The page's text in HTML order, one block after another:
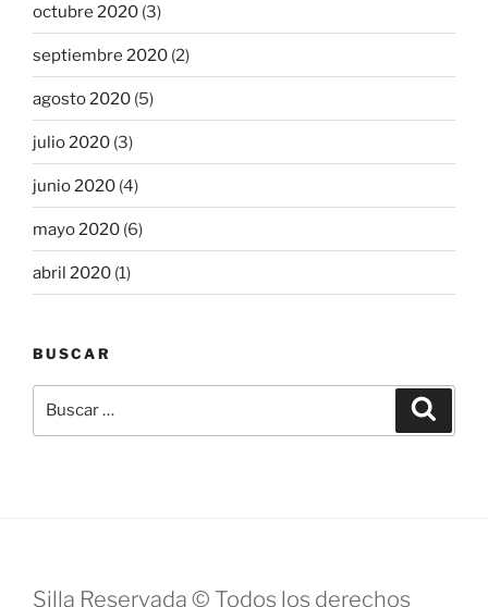
octubre 2020 (3)
septiembre 2020 (2)
agosto 2020 (5)
julio 2020 (3)
junio 2020 (4)
mayo 2020 (6)
abril 2020 (1)
BUSCAR
por:
Silla Reservada © Todos los derechos